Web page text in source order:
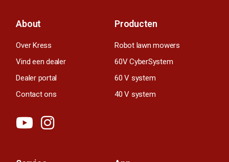
About
Over Kress
Vind een dealer
Dealer portal
Contact ons
Producten
Robot lawn mowers
60V CyberSystem
60 V system
40 V system